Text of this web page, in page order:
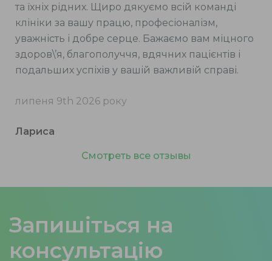
та їхніх рідних. Щиро дякуємо всій команді
клініки за вашу працю, професіоналізм,
уважність і добре серце. Бажаємо вам міцного
здоров\’я, благополуччя, вдячних пацієнтів і
подальших успіхів у вашій важливій справі.
липеня 9th 2026 року
Лариса
Смотреть все отзывы
Запишіться на
консультацію